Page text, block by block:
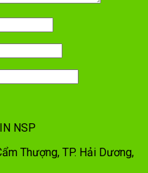
NSP
Thượng, TP. Hải Dương,